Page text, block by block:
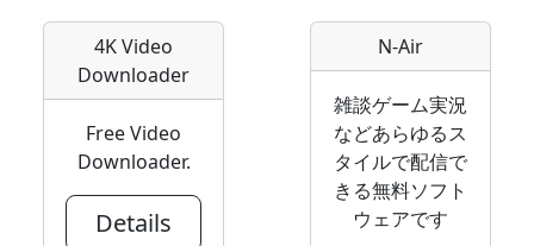
4K Video
Downloader
Free Video
Downloader.
Details
N-Air
雑談ゲーム実況
などあらゆるス
タイルで配信で
きる無料ソフト
ウェアです